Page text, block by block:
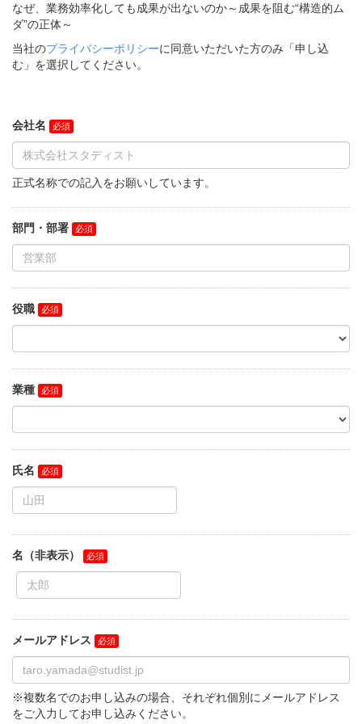
なぜ、業務効率化しても成果が出ないのか～成果を阻む“構造的ム
ダ”の正体～
当社のプライバシーポリシーに同意いただいた方のみ「申し込
む」を選択してください。
会社名
正式名称での記入をお願いしています。
部門・部署
役職
業種
氏名
名（非表示）
メールアドレス
※複数名でのお申し込みの場合、それぞれ個別にメールアドレス
をご入力してお申し込みください。